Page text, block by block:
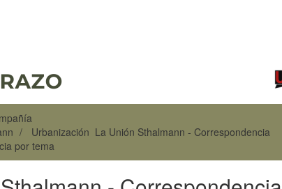
Urbanización La Unión Sthalmann - Correspondencia
por tema